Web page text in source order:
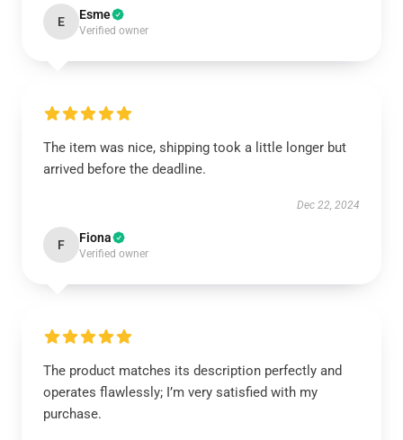
E Esme
Verified owner
The item was nice, shipping took a little longer but
arrived before the deadline.
Dec 22, 2024
F Fiona
Verified owner
The product matches its description perfectly and
operates flawlessly; I’m very satisfied with my
purchase.